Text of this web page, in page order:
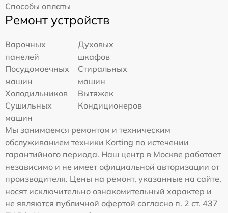
Способы оплаты
Ремонт устройств
Варочных
панелей
Духовых
шкафов
Посудомоечных
машин
Стиральных
машин
Холодильников
Вытяжек
Сушильных
машин
Кондиционеров
Мы занимаемся ремонтом и техническим
обслуживанием техники Korting по истечении
гарантийного периода. Наш центр в Москве работает
независимо и не имеет официальной авторизации от
производителя. Цены на ремонт, указанные на сайте,
носят исключительно ознакомительный характер и
не являются публичной офертой согласно п. 2 ст. 437